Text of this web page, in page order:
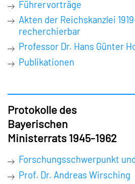
Führervorträge
Akten der Reichskanzlei
recherchierbar
Professor Dr. Hans Günter
Publikationen
Protokolle des
Bayerischen
Ministerrats 1945-1962
Forschungsschwerpunkt
Prof. Dr. Andreas Wirsching